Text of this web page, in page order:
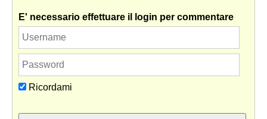
E' necessario effettuare il login per commentare
Ricordami